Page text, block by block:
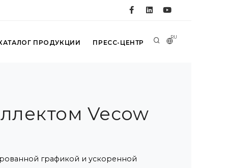
RU
ПРОДУКЦИИ ПРЕСС-ЦЕНТР
Vecow
графикой и ускоренной